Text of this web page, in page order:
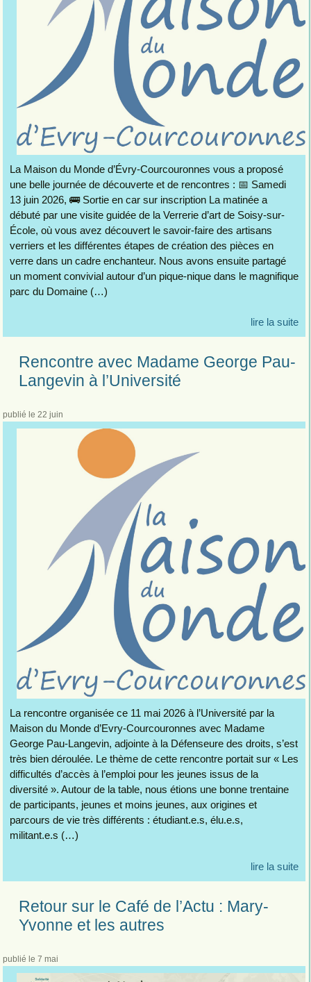
La Maison du Monde d’Évry-Courcouronnes vous a proposé
une belle journée de découverte et de rencontres : 📅 Samedi
13 juin 2026, 🚌 Sortie en car sur inscription La matinée a
débuté par une visite guidée de la Verrerie d’art de Soisy-sur-
École, où vous avez découvert le savoir-faire des artisans
verriers et les différentes étapes de création des pièces en
verre dans un cadre enchanteur. Nous avons ensuite partagé
un moment convivial autour d’un pique-nique dans le magnifique
parc du Domaine (…)
lire la suite
Rencontre avec Madame George Pau-
Langevin à l’Université
publié le 22 juin
La rencontre organisée ce 11 mai 2026 à l’Université par la
Maison du Monde d’Evry-Courcouronnes avec Madame
George Pau-Langevin, adjointe à la Défenseure des droits, s’est
très bien déroulée. Le thème de cette rencontre portait sur « Les
difficultés d’accès à l’emploi pour les jeunes issus de la
diversité ». Autour de la table, nous étions une bonne trentaine
de participants, jeunes et moins jeunes, aux origines et
parcours de vie très différents : étudiant.e.s, élu.e.s,
militant.e.s (…)
lire la suite
Retour sur le Café de l’Actu : Mary-
Yvonne et les autres
publié le 7 mai